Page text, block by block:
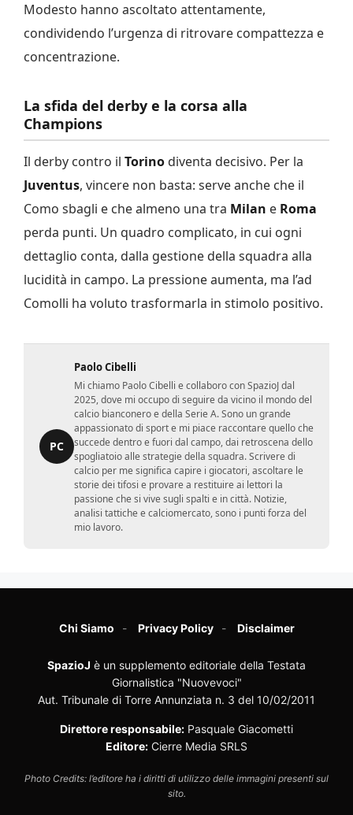
Modesto hanno ascoltato attentamente,
condividendo l’urgenza di ritrovare compattezza e
concentrazione.
La sfida del derby e la corsa alla
Champions
Il derby contro il Torino diventa decisivo. Per la
Juventus, vincere non basta: serve anche che il
Como sbagli e che almeno una tra Milan e Roma
perda punti. Un quadro complicato, in cui ogni
dettaglio conta, dalla gestione della squadra alla
lucidità in campo. La pressione aumenta, ma l’ad
Comolli ha voluto trasformarla in stimolo positivo.
PC
Paolo Cibelli
Mi chiamo Paolo Cibelli e collaboro con SpazioJ dal
2025, dove mi occupo di seguire da vicino il mondo del
calcio bianconero e della Serie A. Sono un grande
appassionato di sport e mi piace raccontare quello che
succede dentro e fuori dal campo, dai retroscena dello
spogliatoio alle strategie della squadra. Scrivere di
calcio per me significa capire i giocatori, ascoltare le
storie dei tifosi e provare a restituire ai lettori la
passione che si vive sugli spalti e in città. Notizie,
analisi tattiche e calciomercato, sono i punti forza del
mio lavoro.
Chi Siamo Privacy Policy Disclaimer
SpazioJ è un supplemento editoriale della Testata
Giornalistica "Nuovevoci"
Aut. Tribunale di Torre Annunziata n. 3 del 10/02/2011
Direttore responsabile: Pasquale Giacometti
Editore: Cierre Media SRLS
Photo Credits: l’editore ha i diritti di utilizzo delle immagini presenti sul
sito.